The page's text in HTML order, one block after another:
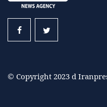
© Copyright 2023 d